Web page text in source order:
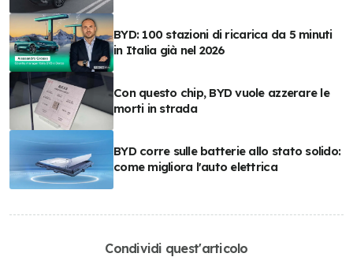
BYD: 100 stazioni di ricarica da 5 minuti
in Italia già nel 2026
Con questo chip, BYD vuole azzerare le
morti in strada
BYD corre sulle batterie allo stato solido:
come migliora l'auto elettrica
Condividi quest'articolo